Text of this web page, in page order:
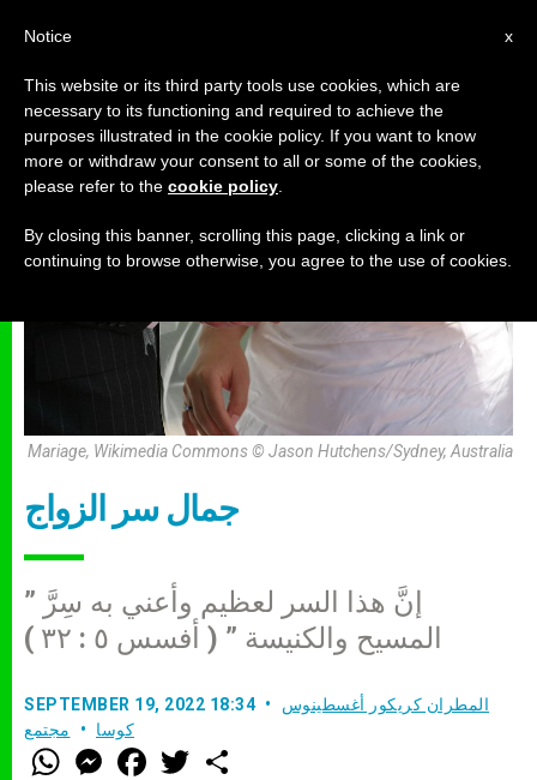
مجتمع
Mariage, Wikimedia Commons © Jason Hutchens/Sydney, Australia
جمال سر الزواج
” إنَّ هذا السر لعظيم وأعني به سِرَّ
المسيح والكنيسة ” ( أفسس ٥ : ٣٢ )
SEPTEMBER 19, 2022 18:34
المطران كريكور أغسطينوس
كوسا
مجتمع
W
h
M
e
F
a w
x
Notice
This website or its third party tools use cookies, which are
necessary to its functioning and required to achieve the
purposes illustrated in the cookie policy. If you want to know
more or withdraw your consent to all or some of the cookies,
please refer to the cookie policy
By closing this banner, scrolling this page, clicking a link or
continuing to browse otherwise, you agree to the use of cookies.